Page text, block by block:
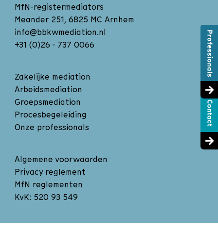
MfN-registermediators
Meander 251, 6825 MC Arnhem
info@bbkwmediation.nl
+31 (0)26 - 737 0066
Zakelijke mediation
Arbeidsmediation
Groepsmediation
Procesbegeleiding
Onze professionals
Algemene voorwaarden
Privacy reglement
MfN reglementen
KvK: 520 93 549